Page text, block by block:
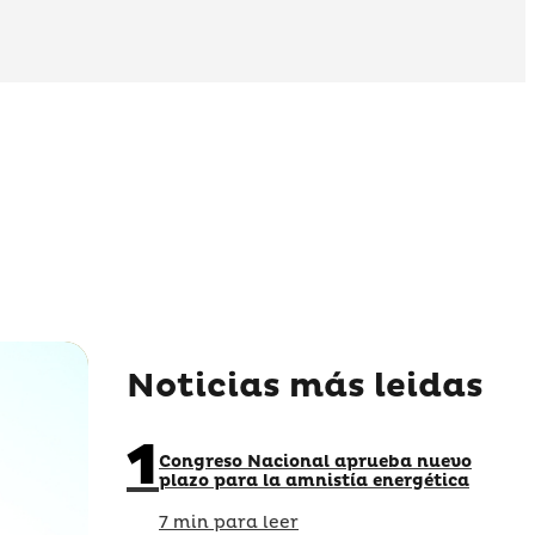
Noticias más leidas
1 Congreso Nacional aprueba nuevo
plazo para la amnistía energética
7 min para leer